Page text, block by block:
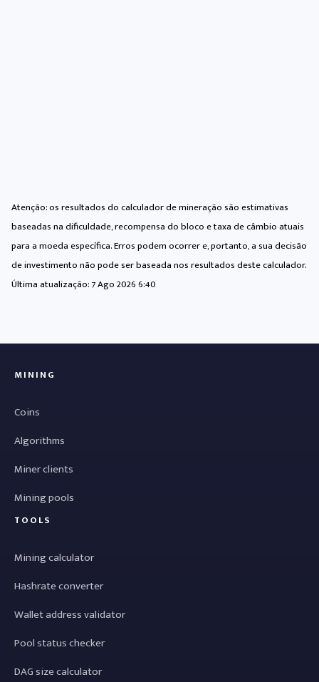
Atenção: os resultados do calculador de mineração são estimativas
baseadas na dificuldade, recompensa do bloco e taxa de câmbio atuais
para a moeda específica. Erros podem ocorrer e, portanto, a sua decisão
de investimento não pode ser baseada nos resultados deste calculador.
Última atualização:7 Ago 2026 6:40
MINING
Coins
Algorithms
Miner clients
Mining pools
TOOLS
Mining calculator
Hashrate converter
Wallet address validator
Pool status checker
DAG size calculator